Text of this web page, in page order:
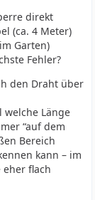
direkt
(ca. 4 Meter)
Garten)
Fehler?
den Draht über
welche Länge
“auf dem
Bereich
kann – im
eher flach